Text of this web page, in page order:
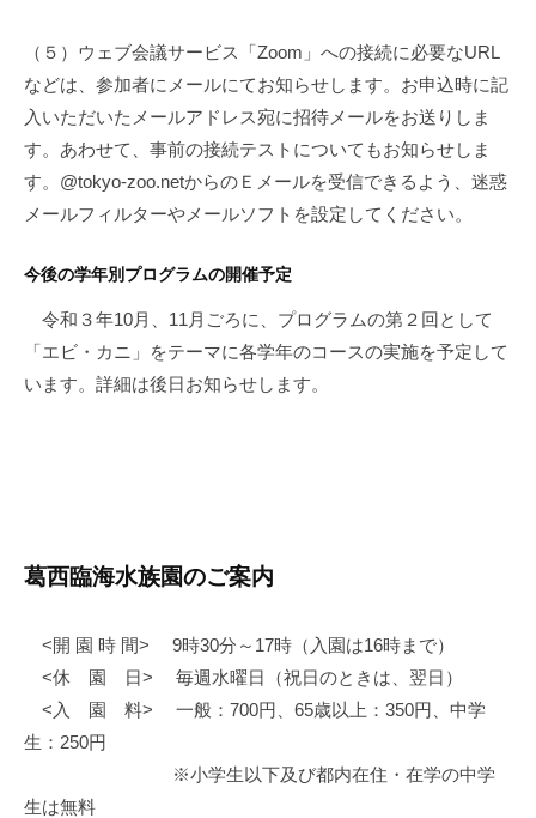
（５）ウェブ会議サービス「Zoom」への接続に必要なURL
などは、参加者にメールにてお知らせします。お申込時に記
入いただいたメールアドレス宛に招待メールをお送りしま
す。あわせて、事前の接続テストについてもお知らせしま
す。@tokyo-zoo.netからのＥメールを受信できるよう、迷惑
メールフィルターやメールソフトを設定してください。
今後の学年別プログラムの開催予定
令和３年10月、11月ごろに、プログラムの第２回として
「エビ・カニ」をテーマに各学年のコースの実施を予定して
います。詳細は後日お知らせします。
葛西臨海水族園のご案内
<開 園 時 間> 9時30分～17時（入園は16時まで）
<休 園 日> 毎週水曜日（祝日のときは、翌日）
<入 園 料> 一般：700円、65歳以上：350円、中学
生：250円
※小学生以下及び都内在住・在学の中学
生は無料